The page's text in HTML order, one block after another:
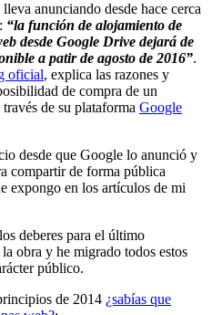
anunciando desde hace cerca
“la función de alojamiento de
desde Google Drive dejará de
a patir de agosto de 2016”.
oficial, explica las razones y
de compra de un
de su plataforma Google
desde que Google lo anunció y
compartir de forma pública
expongo en los artículos de mi
deberes para el último
obra y he migrado todos estos
público.
de 2014 ¿sabías que